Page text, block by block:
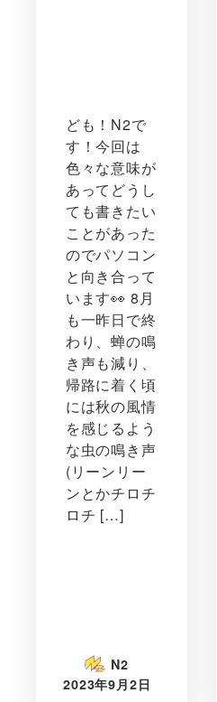
ども！N2で
す！今回は
色々な意味が
あってどうし
ても書きたい
ことがあった
のでパソコン
と向き合って
います👀 8月
も一昨日で終
わり、蝉の鳴
き声も減り、
帰路に着く頃
には秋の風情
を感じるよう
な虫の鳴き声
(リーンリー
ンとかチロチ
ロチ […]
N2
2023年9月2日